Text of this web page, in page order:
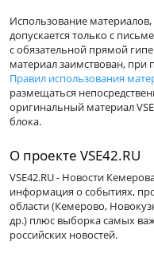
Использование материалов,
допускается только с
с обязательной прямой
материал заимствован,
Правил использования
размещаться
оригинальный материал
блока.
О проекте VSE42.RU
VSE42.RU - Новости
информация о событиях,
области (Кемерово,
др.) плюс выборка самых
российских новостей.